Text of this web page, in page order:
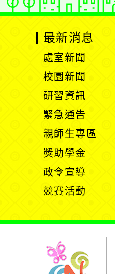
最新消息
處室新聞
校園新聞
研習資訊
緊急通告
親師生專區
獎助學金
政令宣導
競賽活動